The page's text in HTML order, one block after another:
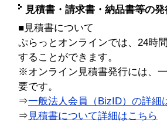
見積書・請求書・納品書等の
■見積書について
ぷらっとオンラインでは、24時
することができます。
※オンライン見積書発行には、
要です。
⇒一般法人会員（BizID）の詳細
⇒ 見積書について詳細はこちら